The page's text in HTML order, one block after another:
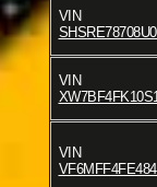
VIN
VIN
VIN